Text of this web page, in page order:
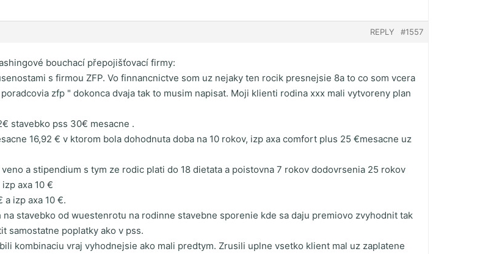
#1557
REPLY
bouchací přepojišťovací firmy:
s firmou ZFP. Vo finnancnictve som uz nejaky ten rocik presnejsie 8a to co som vcera
zfp " dokonca dvaja tak to musim napisat. Moji klienti rodina xxx mali vytvoreny plan
stavebko pss 30€ mesacne .
16,92 € v ktorom bola dohodnuta doba na 10 rokov, izp axa comfort plus 25 €mesacne uz
a stipendium s tym ze rodic plati do 18 dietata a poistovna 7 rokov dodovrsenia 25 rokov
axa 10 €
a izp axa 10 €.
stavebko od wuestenrotu na rodinne stavebne sporenie kde sa daju premiovo zvyhodnit tak
samostatne poplatky ako v pss.
kombinaciu vraj vyhodnejsie ako mali predtym. Zrusili uplne vsetko klient mal uz zaplatene